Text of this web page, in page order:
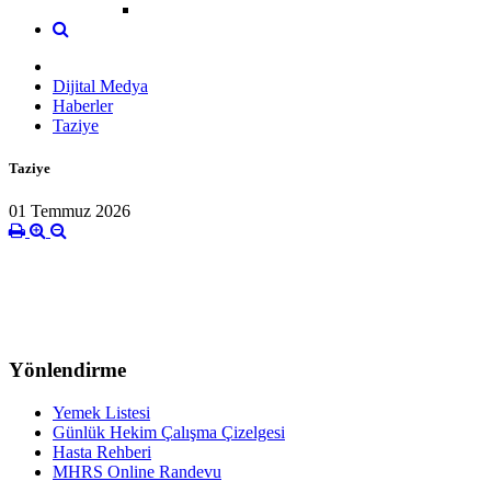
Dijital Medya
Haberler
Taziye
Taziye
01 Temmuz 2026
Yönlendirme
Yemek Listesi
Günlük Hekim Çalışma Çizelgesi
Hasta Rehberi
MHRS Online Randevu